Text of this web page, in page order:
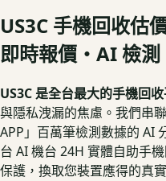
US3C 手機回收估
即時報價・AI 檢
US3C 是全台最大的手機回收
與隱私洩漏的焦慮。我們串
APP」百萬筆檢測數據的 AI
台 AI 機台 24H 實體自助手
保護，換取您裝置應得的真